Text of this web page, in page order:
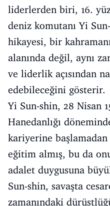
liderlerden biri, 16.
deniz komutanı Yi
hikayesi, bir
alanında değil, aynı
ve liderlik açısından
edebileceğini gösterir.
Yi Sun-shin, 28 Nisan
Hanedanlığı
kariyerine
eğitim almış, bu da
adalet duygusuna
Sun-shin, savaşta
zamanındaki